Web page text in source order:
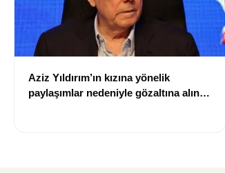
Aziz Yıldırım’ın kızına yönelik
paylaşımlar nedeniyle gözaltına alınan